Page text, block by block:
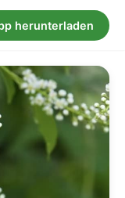
herunterladen